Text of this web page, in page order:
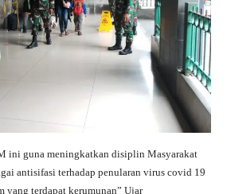
ini guna meningkatkan disiplin Masyarakat
antisifasi terhadap penularan virus covid 19
yang terdapat kerumunan” Ujar